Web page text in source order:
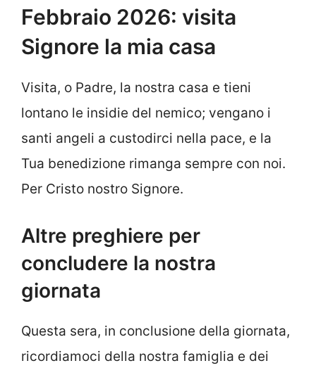
Febbraio 2026: visita
Signore la mia casa
Visita, o Padre, la nostra casa e tieni
lontano le insidie del nemico; vengano i
santi angeli a custodirci nella pace, e la
Tua benedizione rimanga sempre con noi.
Per Cristo nostro Signore.
Altre preghiere per
concludere la nostra
giornata
Questa sera, in conclusione della giornata,
ricordiamoci della nostra famiglia e dei